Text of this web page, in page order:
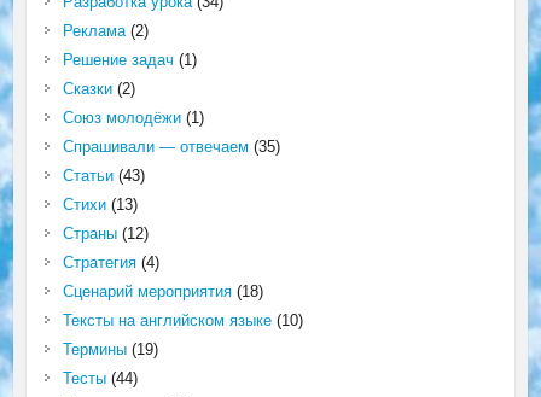
Реклама(2)
Решение задач (1)
Сказки(2)
Союз молодёжи(1)
Спрашивали — отвечаем (35)
Статьи(43)
Стихи(13)
Страны(12)
Стратегия(4)
Сценарий мероприятия(18)
Тексты на английском языке(10)
Термины(19)
Тесты(44)